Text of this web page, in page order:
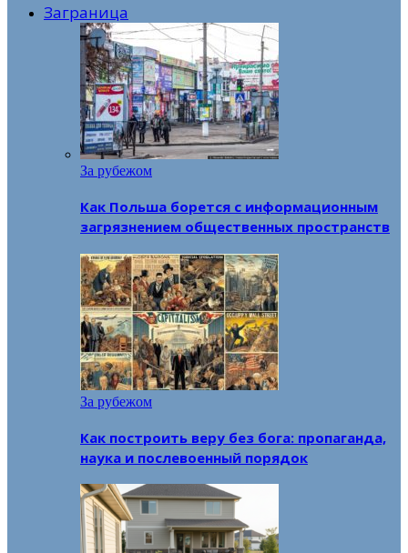
Заграница
За рубежом
Как Польша борется с информационным
загрязнением общественных пространств
За рубежом
Как построить веру без бога: пропаганда,
наука и послевоенный порядок